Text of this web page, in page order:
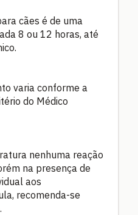
cães é de uma
8 ou 12 horas, até
varia conforme a
do Médico
nenhuma reação
na presença de
aos
recomenda-se